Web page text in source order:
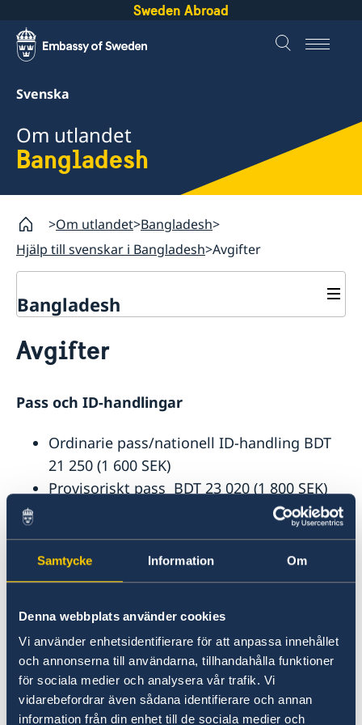
Samtycke Information Om
Denna webbplats använder cookies
Vi använder enhetsidentifierare för att anpassa innehållet
och annonserna till användarna, tillhandahålla funktioner
för sociala medier och analysera vår trafik. Vi
vidarebefordrar även sådana identifierare och annan
information från din enhet till de sociala medier och
Sweden Abroad
Svenska
Om utlandet
Bangladesh
Om utlandet Bangladesh
Hjälp till svenskar i Bangladesh Avgifter
Bangladesh
Hjälp till svenskar i Bangladesh
Avgifter
Medborgaskap
Pass i Bangladesh
Samordningsnummer / registrera nyfödda i
Bangladesh
Körkort
Förlust av pass
Pass för vuxna
Provisoriskt pass
Gifta sig utomlands i Bangladesh
Legaliseringar
Reseinformation
Ambassadens reseinformation
Aktuella händelser
Allmänna säkerhetsläget
Terrorism
In- och utresebestämmelser
Hälso- och sjukvård
Lagar och sedvänjor
Kriminalitet och personlig säkerhet
Trafiksäkerhet
Inför resan
Utvecklingssamarbete
Avgifter
Pass och ID-handlingar
Ordinarie pass/nationell ID-handling BDT
21 250 (1 600 SEK)
Provisoriskt pass BDT 23 020 (1 800 SEK)
Europeiska unionens provisoriska
resehandling (ETD) BDT 23 900 (1 800 SEK)
Främlingspass BDT 9 950 (750 SEK)
Provisoriskt främlingspass BDT 6300 (500
Övrigt
Utlämnande av pass eller nationellt
identitetskort som utfärdats av annan